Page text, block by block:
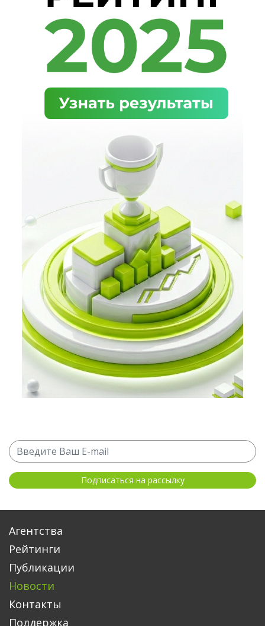
Агентства
Рейтинги
Публикации
Новости
Контакты
Поддержка